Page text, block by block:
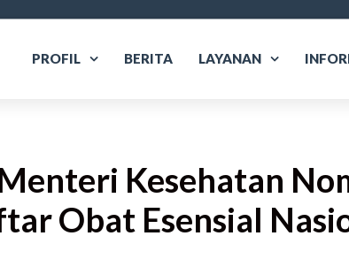
PROFIL BERITA LAYANAN
Kesehatan
Obat Esensial